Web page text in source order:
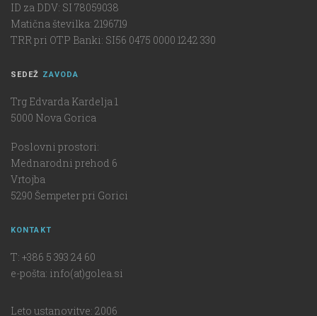
ID za DDV: SI 78059038
Matična številka: 2196719
TRR pri OTP Banki: SI56 0475 0000 1242 330
SEDEŽ ZAVODA
Trg Edvarda Kardelja 1
5000 Nova Gorica
Poslovni prostori:
Mednarodni prehod 6
Vrtojba
5290 Šempeter pri Gorici
KONTAKT
T: +386 5 393 24 60
e-pošta: info(at)golea.si
Leto ustanovitve: 2006